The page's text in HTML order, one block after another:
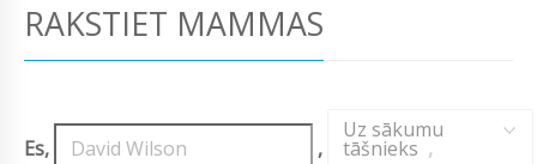
RAKSTIET MAMMAS
Es, ,
Uz sākumu
tāšnieks ,